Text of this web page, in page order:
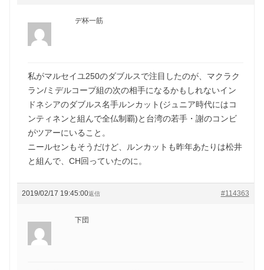
デ杯一筋
私がマルセイユ250のダブルスで注目したのが、マクラク
ラン/ミデルコープ組の次の相手になるかもしれないイン
ドネシアのダブルス名手ルンカット(ジュニア時代にはコ
ンティネンと組んで全仏制覇)と台湾の若手・謝のコンビ
がツアーにいること。
ニールセンもそうだけど、ルンカットも昨年あたりは松井
と組んで、CH回っていたのに。
2019/02/17 19:45:00 #114363
返信
下団